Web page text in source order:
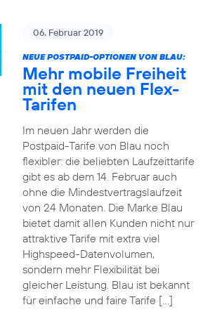
06. Februar 2019
NEUE POSTPAID-OPTIONEN VON BLAU:
Mehr mobile Freiheit
mit den neuen Flex-
Tarifen
Im neuen Jahr werden die
Postpaid-Tarife von Blau noch
flexibler: die beliebten Laufzeittarife
gibt es ab dem 14. Februar auch
ohne die Mindestvertragslaufzeit
von 24 Monaten. Die Marke Blau
bietet damit allen Kunden nicht nur
attraktive Tarife mit extra viel
Highspeed-Datenvolumen,
sondern mehr Flexibilität bei
gleicher Leistung. Blau ist bekannt
für einfache und faire Tarife […]